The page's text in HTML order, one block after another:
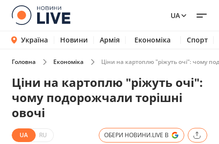
UA
Україна Новини Армія Економіка Спорт
Головна Економіка Ціни на картоплю "ріжуть очі": чому
Ціни на картоплю "ріжуть очі":
чому подорожчали торішні
овочі
UA RU ОБЕРИ НОВИНИ.LIVE В